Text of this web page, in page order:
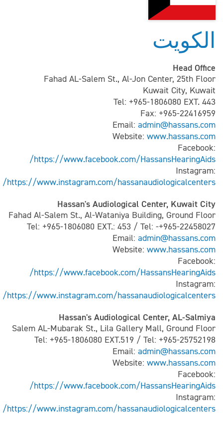
الكويت
Head Office
Fahad AL-Salem St., Al-Jon Center, 25th Floor
Kuwait City, Kuwait
Tel: +965-1806080 EXT. 443
Fax: +965-22416959
Email: admin@hassans.com
Website: www.hassans.com
Facebook:
https://www.facebook.com/HassansHearingAids/
Instagram:
https://www.instagram.com/hassanaudiologicalcenters/
Hassan's Audiological Center, Kuwait City
Fahad Al-Salem St., Al-Wataniya Building, Ground Floor
Tel: +965-1806080 EXT.: 453 / Tel: -+965-22458027
Email: admin@hassans.com
Website: www.hassans.com
Facebook:
https://www.facebook.com/HassansHearingAids/
Instagram:
https://www.instagram.com/hassanaudiologicalcenters/
Hassan's Audiological Center, AL-Salmiya
Salem AL-Mubarak St., Lila Gallery Mall, Ground Floor
Tel: +965-1806080 EXT.519 / Tel: +965-25752198
Email: admin@hassans.com
Website: www.hassans.com
Facebook:
https://www.facebook.com/HassansHearingAids/
Instagram:
https://www.instagram.com/hassanaudiologicalcenters/